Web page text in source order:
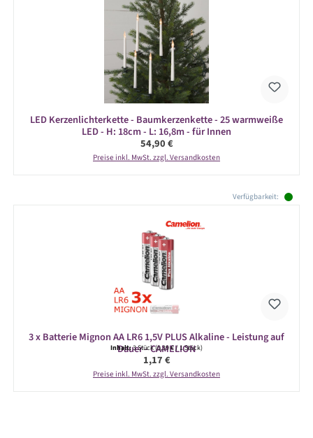
LED Kerzenlichterkette - Baumkerzenkette - 25 warmweiße
LED - H: 18cm - L: 16,8m - für Innen
Regulärer Preis:
54,90 €
Preise inkl. MwSt. zzgl. Versandkosten
Verfügbarkeit:
3 x Batterie Mignon AA LR6 1,5V PLUS Alkaline - Leistung auf
Dauer - CAMELION
Inhalt:3 Stück(0,39 € / 1 Stück)
Regulärer Preis:
1,17 €
Preise inkl. MwSt. zzgl. Versandkosten